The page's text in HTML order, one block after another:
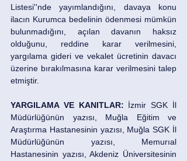
Listesi''nde yayımlandığını, davaya konu
ilacın Kurumca bedelinin ödenmesi mümkün
bulunmadığını, açılan davanın haksız
olduğunu, reddine karar verilmesini,
yargılama gideri ve vekalet ücretinin davacı
üzerine bırakılmasına karar verilmesini talep
etmiştir.
YARGILAMA VE KANITLAR: İzmir SGK İl
Müdürlüğünün yazısı, Muğla Eğitim ve
Araştırma Hastanesinin yazısı, Muğla SGK İl
Müdürlüğünün yazısı, Memurıal
Hastanesinin yazısı, Akdeniz Üniversitesinin